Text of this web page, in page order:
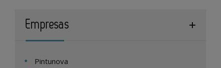
Empresas
Pintunova